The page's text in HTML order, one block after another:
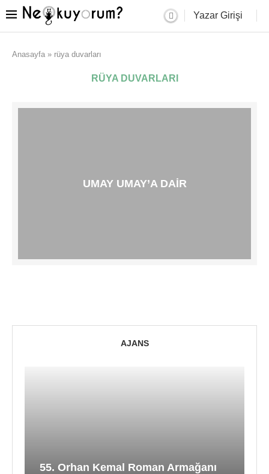
Yazar Girişi
Anasayfa » rüya duvarları
RÜYA DUVARLARI
UMAY UMAY’A DAIR
AJANS
55. Orhan Kemal Roman Armağanı